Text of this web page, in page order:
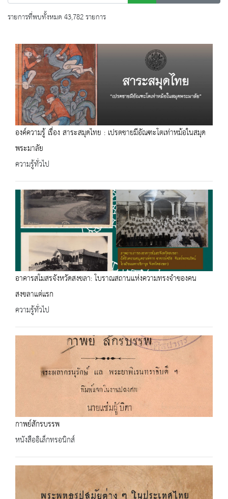
รายการที่พบทั้งหมด 43,782 รายการ
องค์ความรู้ เรื่อง สาระสมุดไทย : เปรตชายมีอัณฑะโตเท่าหม้อในสมุด
พระมาลัย
ความรู้ทั่วไป
อาคารสโมสรจังหวัดสงขลา: โบราณสถานแห่งความทรงจำของคน
สงขลาแต่แรก
ความรู้ทั่วไป
กาพย์สักรบรรพ
หนังสืออิเล็กทรอนิกส์